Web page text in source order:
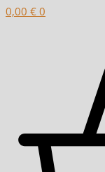
0,00 € 0